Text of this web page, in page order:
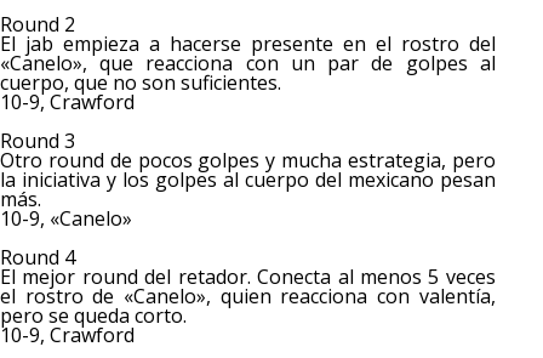
Round 2
El jab empieza a hacerse presente en el rostro del
«Canelo», que reacciona con un par de golpes al
cuerpo, que no son suficientes.
10-9, Crawford
Round 3
Otro round de pocos golpes y mucha estrategia, pero
la iniciativa y los golpes al cuerpo del mexicano pesan
más.
10-9, «Canelo»
Round 4
El mejor round del retador. Conecta al menos 5 veces
el rostro de «Canelo», quien reacciona con valentía,
pero se queda corto.
10-9, Crawford